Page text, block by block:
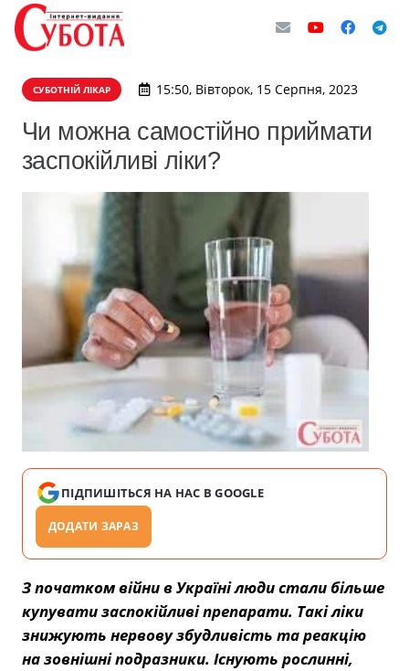
СУБОТНІЙ ЛІКАР 15:50, Вівторок, 15 Серпня, 2023
Чи можна самостійно приймати
заспокійливі ліки?
ПІДПИШІТЬСЯ НА НАС В GOOGLE
ДОДАТИ ЗАРАЗ
З початком війни в Україні люди стали більше
купувати заспокійливі препарати. Такі ліки
знижують нервову збудливість та реакцію
на зовнішні подразники. Існують рослинні,